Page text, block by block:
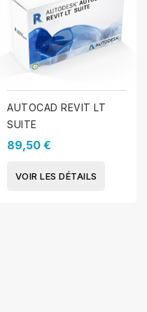
AUTOCAD REVIT LT
SUITE
89,50 €
VOIR LES DÉTAILS